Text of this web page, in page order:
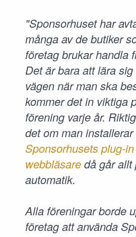
"Sponsorhuset har
många av de butiker
företag brukar handla
Det är bara att lära
vägen när man ska
kommer det in viktiga
förening varje år.
det om man installerar
Sponsorhusets plug-
webbläsaredå går allt
automatik.
Alla föreningar borde
företag att använda